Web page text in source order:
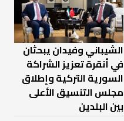
الشيباني وفيدان يبحثان
في أنقرة تعزيز الشراكة
السورية التركية وإطلاق
مجلس التنسيق الأعلى
بين البلدين